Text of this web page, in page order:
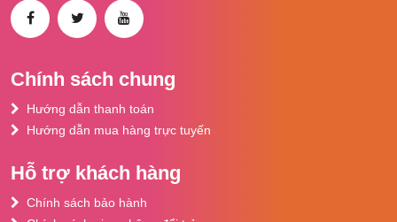
nên chọn chế độ nước thấp, với sàn đá
hoa bạn nên chọn mức nước trung bình
Sẽ giúp tối ưu hóa khả năng lau sạch của
Robot, bạn sẽ có một ngôi nhà luôn được
sạch sẽ mọi lúc, mọi nơi.
Dreame Bot Z10 Pro
lên đến 4000 Pa mạnh hơn so với các
Chính sách chung
Hướng dẫn thanh toán
Hướng dẫn mua hàng trực tuyến
Hỗ trợ khách hàng
Chính sách bảo hành